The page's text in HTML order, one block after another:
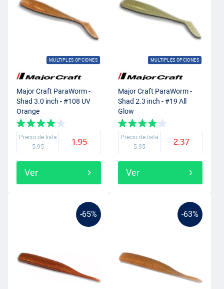
MULTIPLES OPCIONES
Major Craft ParaWorm -
Shad 3.0 inch - #108 UV
Orange
Precio de lista
5.95
1.95
Ver
MULTIPLES OPCIONES
Major Craft ParaWorm -
Shad 2.3 inch - #19 All
Glow
Precio de lista
5.95
2.37
Ver
-65% -63%